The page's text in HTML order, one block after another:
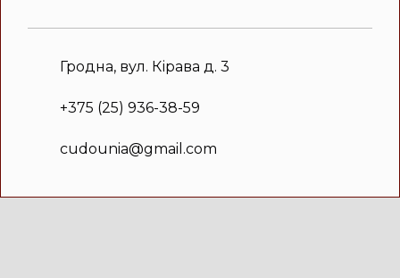
Гродна, вул. Кірава д. 3
+375 (25) 936-38-59
cudounia@gmail.com